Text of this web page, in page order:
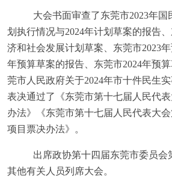
大会书面审查了东莞市2023年
划执行情况与2024年计划草案的报告
济和社会发展计划草案、东莞市2023
年预算草案的报告、东莞市2024年预
莞市人民政府关于2024年市十件民生
表决通过了《东莞市第十七届人民代
办法》《东莞市第十七届人民代表大
项目票决办法》。
出席政协第十四届东莞市委员会
其他有关人员列席大会。